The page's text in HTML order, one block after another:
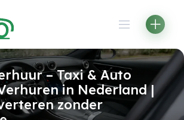
– Taxi & Auto
in Nederland |
zonder